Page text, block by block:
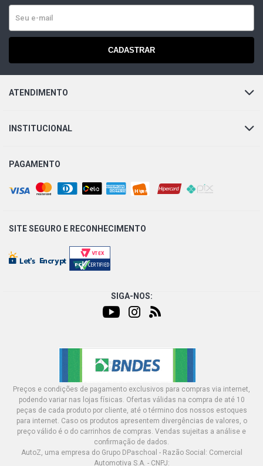
CADASTRAR
ATENDIMENTO
INSTITUCIONAL
PAGAMENTO
SITE SEGURO E RECONHECIMENTO
SIGA-NOS:
Preços e condições de pagamento exclusivos para compras via internet,
podendo variar nas lojas físicas. Ofertas válidas na compra de até 10
peças de cada produto por cliente, até o término dos nossos estoques
para internet. Caso os produtos apresentem divergências de valores, o
preço válido é o do carrinhos de compras. Vendas sujeitas a análise e
confirmação de dados.
AutoZ, uma empresa do Grupo DPaschoal - Razão Social: Comercial
Automotiva S.A. - CNPJ: